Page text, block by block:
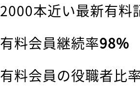
2000本近い最新有料
有料会員継続率98%
有料会員の役職者比